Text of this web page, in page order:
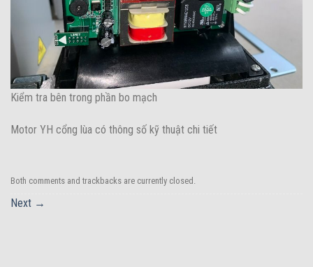
Kiểm tra bên trong phần bo mạch
Motor YH cổng lùa có thông số kỹ thuật chi tiết
Both comments and trackbacks are currently closed.
Next →